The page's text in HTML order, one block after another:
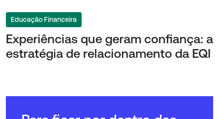
Educação Financeira
Experiências que geram confiança: a
estratégia de relacionamento da EQI